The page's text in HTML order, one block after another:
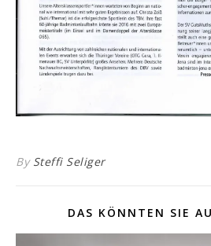
By Steffi Seliger
DAS KÖNNTEN SIE